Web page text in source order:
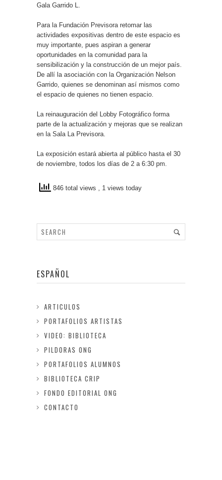
Gala Garrido L.
Para la Fundación Previsora retomar las
actividades expositivas dentro de este espacio es
muy importante, pues aspiran a generar
oportunidades en la comunidad para la
sensibilización y la construcción de un mejor país.
De allí la asociación con la Organización Nelson
Garrido, quienes se denominan así mismos como
el espacio de quienes no tienen espacio.
La reinauguración del Lobby Fotográfico forma
parte de la actualización y mejoras que se realizan
en la Sala La Previsora.
La exposición estará abierta al público hasta el 30
de noviembre, todos los días de 2 a 6:30 pm.
846 total views , 1 views today
ESPAÑOL
ARTICULOS
PORTAFOLIOS ARTISTAS
VIDEO: BIBLIOTECA
PILDORAS ONG
PORTAFOLIOS ALUMNOS
BIBLIOTECA CRIP
FONDO EDITORIAL ONG
CONTACTO